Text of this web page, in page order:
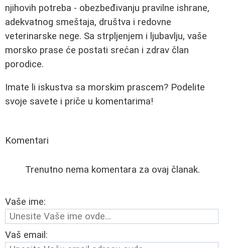
njihovih potreba - obezbeđivanju pravilne ishrane,
adekvatnog smeštaja, društva i redovne
veterinarske nege. Sa strpljenjem i ljubavlju, vaše
morsko prase će postati srećan i zdrav član
porodice.
Imate li iskustva sa morskim prascem? Podelite
svoje savete i priče u komentarima!
Komentari
Trenutno nema komentara za ovaj članak.
Vaše ime:
Vaš email: